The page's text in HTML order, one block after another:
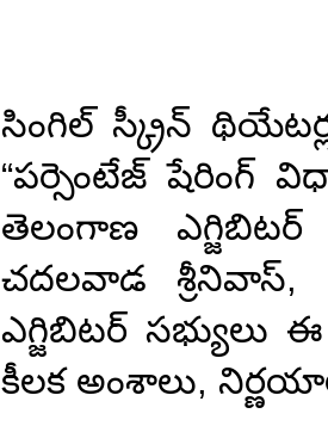
సింగిల్ స్క్రీన్
“పర్సెంటేజ్ షేరింగ్
తెలంగాణ
చదలవాడ శ్రీనివాస్,
ఎగ్జిబిటర్
కీలక అంశాలు,